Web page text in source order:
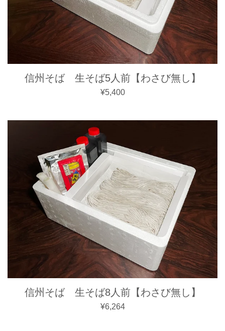
信州そば 生そば5人前【わさび無し】
通常価格
¥5,400
信州そば 生そば8人前【わさび無し】
通常価格
¥6,264